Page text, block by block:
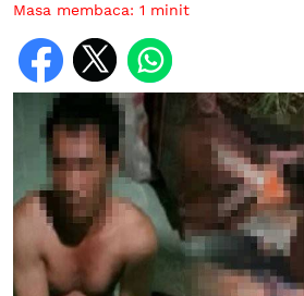
Masa membaca: 1 minit